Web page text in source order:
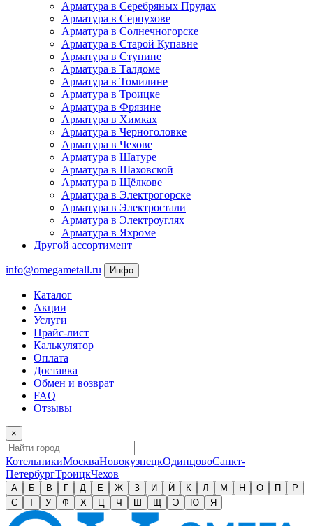
Арматура в Серебряных Прудах
Арматура в Серпухове
Арматура в Солнечногорске
Арматура в Старой Купавне
Арматура в Ступине
Арматура в Талдоме
Арматура в Томилине
Арматура в Троицке
Арматура в Фрязине
Арматура в Химках
Арматура в Черноголовке
Арматура в Чехове
Арматура в Шатуре
Арматура в Шаховской
Арматура в Щёлкове
Арматура в Электрогорске
Арматура в Электростали
Арматура в Электроуглях
Арматура в Яхроме
Другой ассортимент
info@omegametall.ru Инфо
Каталог
Акции
Услуги
Прайс-лист
Калькулятор
Оплата
Доставка
Обмен и возврат
FAQ
Отзывы
×
КотельникиМоскваНовокузнецкОдинцовоСанкт-
ПетербургТроицкЧехов
А Б В Г Д Е Ж З И Й К Л М Н О П
Р
С
Т У Ф Х Ц Ч Ш Щ Э Ю Я